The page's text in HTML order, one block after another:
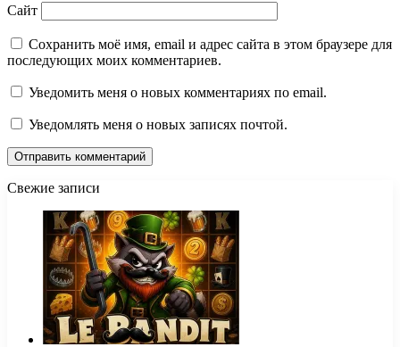
Сайт
Сохранить моё имя, email и адрес сайта в этом браузере для
последующих моих комментариев.
Уведомить меня о новых комментариях по email.
Уведомлять меня о новых записях почтой.
Свежие записи